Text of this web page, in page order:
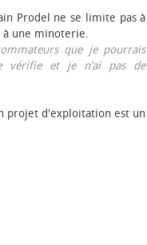
Prodel ne se limite pas à
une minoterie.
que je pourrais
vérifie et je n’ai pas de
projet d'exploitation est un